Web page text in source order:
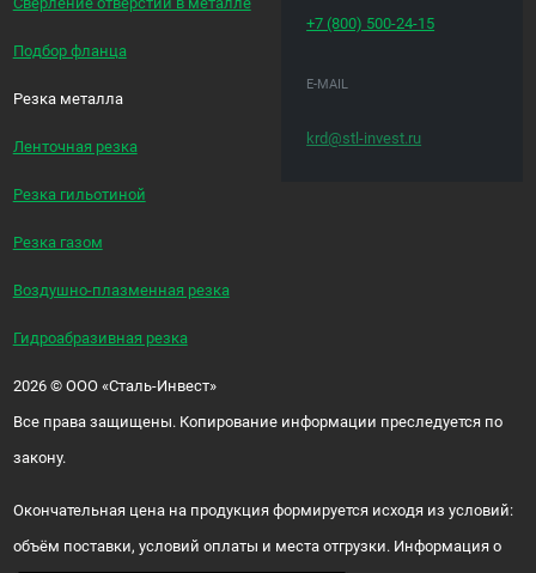
Подбор фланца
Резка металла
Ленточная резка
Резка гильотиной
Резка газом
Воздушно-плазменная резка
Гидроабразивная резка
+7 (800) 500-24-15
E-MAIL
krd@stl-invest.ru
2026 ©ООО «Сталь-Инвест»
Все права защищены. Копирование информации преследуется по
закону.
Окончательная цена на продукция формируется исходя из условий:
объём поставки, условий оплаты и места отгрузки. Информация о